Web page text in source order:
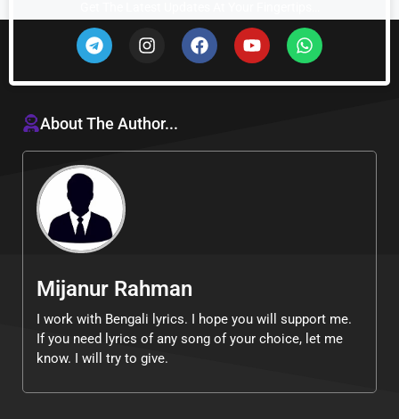
About The Author...
Mijanur Rahman
I work with Bengali lyrics. I hope you will support me.
If you need lyrics of any song of your choice, let me
know. I will try to give.